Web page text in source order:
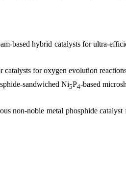
based hybrid catalysts for ultra-
catalysts for oxygen evolution
sandwiched Ni5P4-based
non-noble metal phosphide